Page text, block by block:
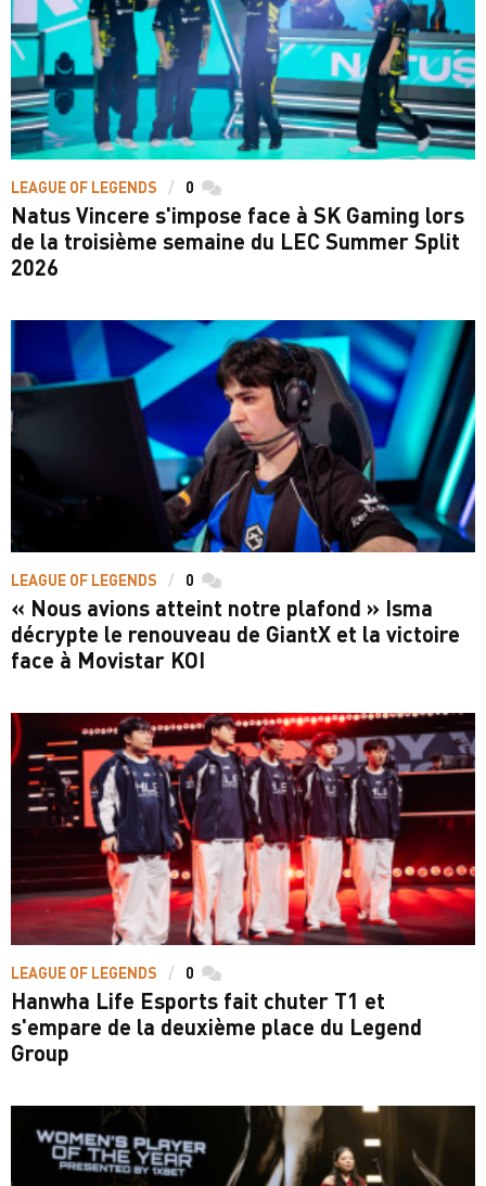
LEAGUE OF LEGENDS 0 commentaires
Natus Vincere s'impose face à SK Gaming lors
de la troisième semaine du LEC Summer Split
2026
LEAGUE OF LEGENDS 0 commentaires
« Nous avions atteint notre plafond » Isma
décrypte le renouveau de GiantX et la victoire
face à Movistar KOI
LEAGUE OF LEGENDS 0 commentaires
Hanwha Life Esports fait chuter T1 et
s'empare de la deuxième place du Legend
Group